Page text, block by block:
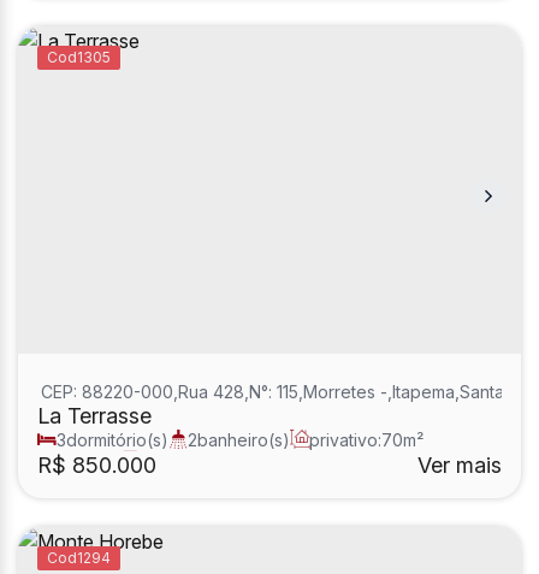
1305
La Terrasse
R$ 850.000
CEP: 88220-000 Rua 428 N°: 115 Morretes Itapema Santa
3dormitório(s) 2banheiro(s) privativo:70m²
2 sala(s) 1suíte(s) Ver mais
1294